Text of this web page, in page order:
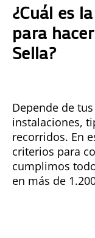
¿Cuál es
para
Sella?
Depende de
instalaciones,
recorridos. En
criterios para
cumplimos
en más de